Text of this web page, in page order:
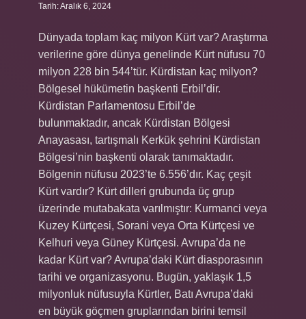
Tarih: Aralık 6, 2024
Dünyada toplam kaç milyon Kürt var? Araştırma
verilerine göre dünya genelinde Kürt nüfusu 70
milyon 228 bin 544’tür. Kürdistan kaç milyon?
Bölgesel hükümetin başkenti Erbil’dir.
Kürdistan Parlamentosu Erbil’de
bulunmaktadır, ancak Kürdistan Bölgesi
Anayasası, tartışmalı Kerkük şehrini Kürdistan
Bölgesi’nin başkenti olarak tanımaktadır.
Bölgenin nüfusu 2023’te 6.556’dır. Kaç çeşit
Kürt vardır? Kürt dilleri grubunda üç grup
üzerinde mutabakata varılmıştır: Kurmanci veya
Kuzey Kürtçesi, Sorani veya Orta Kürtçesi ve
Kelhuri veya Güney Kürtçesi. Avrupa’da ne
kadar Kürt var? Avrupa’daki Kürt diasporasının
tarihi ve organizasyonu. Bugün, yaklaşık 1,5
milyonluk nüfusuyla Kürtler, Batı Avrupa’daki
en büyük göçmen gruplarından birini temsil